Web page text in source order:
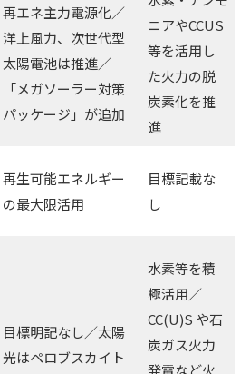
再エネ主力電源化／
洋上風力、次世代型
太陽電池は推進／
「メガソーラー対策
パッケージ」が追加
ニアやCCUS
等を活用し
た火力の脱
炭素化を推
進
再生可能エネルギー
の最大限活用
目標記載な
し
目標明記なし／太陽
光はペロブスカイト
水素等を積
極活用／
CC(U)S や石
炭ガス火力
発電など火